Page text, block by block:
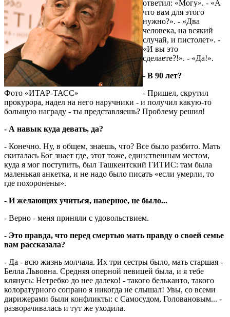
Фото «ИТАР-ТАСС»
ответил: «Могу». - «А
что вам для этого
нужно?». - «Два
человека, на всякий
случай, и пистолет». -
«И вы это
сделаете?!». - «Да!».
- В 90 лет?
- Пришел, скрутил
прокурора, надел на него наручники - и получил какую-то
большую награду - ты представляешь? Проб­лему решил!
- А навык куда девать, да?
- Конечно. Ну, в общем, знаешь, что? Все было разбито. Мать
скиталась Бог знает где, этот тоже, единственным местом,
куда я мог поступить, был Ташкентский ГИТИС: там была
маленькая анкетка, и не надо было писать «если умерли, то
где похоронены».
- И желающих учиться, наверное, не было...
- Верно - меня приняли с удовольствием.
- Это правда, что перед смертью мать правду о своей семье
вам рассказала?
- Да - всю жизнь молчала. Их три сестры было, мать старшая -
Белла Львовна. Средняя оперной певицей была, и я тебе
клянусь: Нетребко до нее далеко! - такого бельканто, такого
колоратурного сопрано я никогда не слышал! Увы, со всеми
дирижерами были конфликты: с Самосудом, Головановым... -
разворачивалась и тут же уходила.